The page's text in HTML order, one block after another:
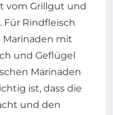
vom Grillgut und
Für Rindfleisch
Marinaden mit
und Geflügel
Marinaden
ist, dass die
und den